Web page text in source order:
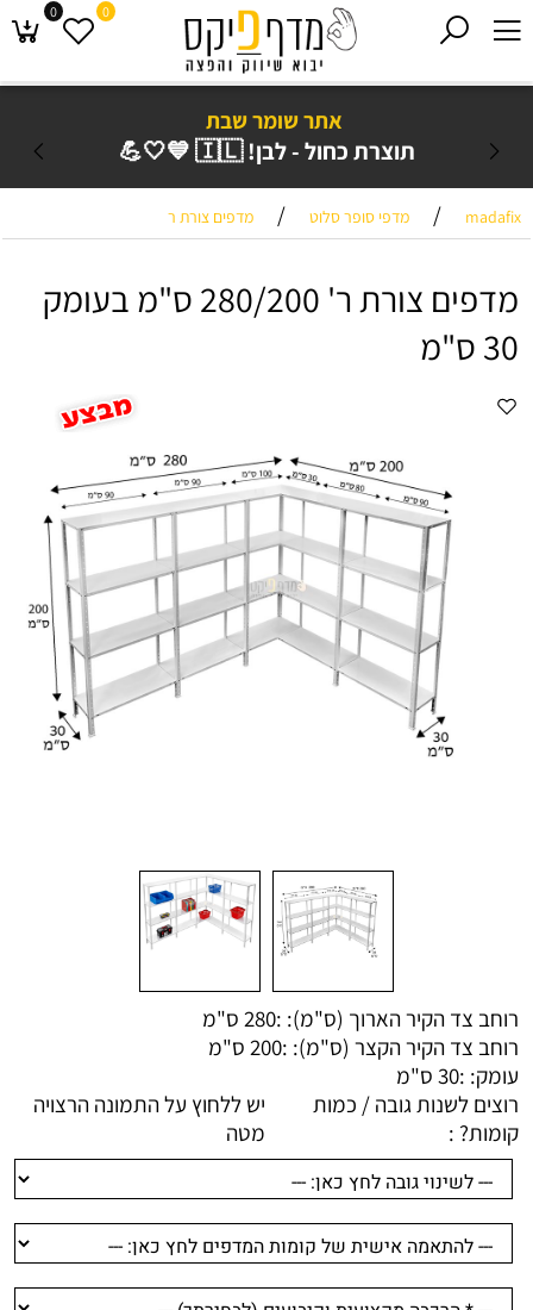
אתר שומר שבת
תוצרת כחול - לבן! 🇮🇱 💙🤍💪
0 0
madafix
/ מדפי סופר סלוט / מדפים צורת ר
מדפים צורת ר' 280/200 ס"מ בעומק
30 ס"מ
רוחב צד הקיר הארוך (ס"מ): :280 ס"מ
רוחב צד הקיר הקצר (ס"מ): :200 ס"מ
עומק: :30 ס"מ
רוצים לשנות גובה / כמות
קומות? :
יש ללחוץ על התמונה הרצויה
מטה